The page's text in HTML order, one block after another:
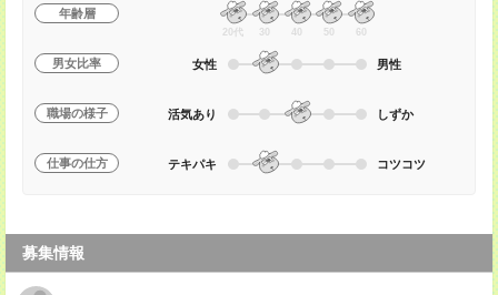
年齢層
20代 30 40 50 60
男女比率 女性 男性
職場の様子 活気あり しずか
仕事の仕方 テキパキ コツコツ
募集情報